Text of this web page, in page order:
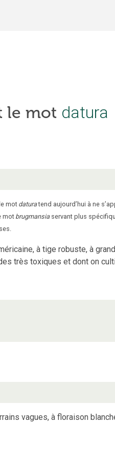
le mot datura
mot daturatend aujourd’hui à ne
mot brugmansia servant plus
à tige robuste, à
très toxiques et dont on
vagues, à floraison